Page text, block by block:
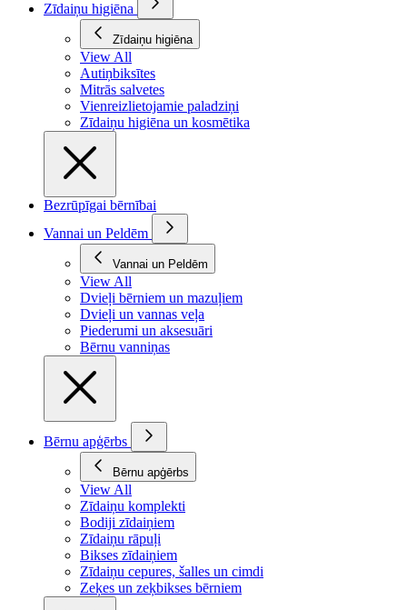
Zīdaiņu higiēna
Zīdaiņu higiēna
View All
Autiņbiksītes
Mitrās salvetes
Vienreizlietojamie paladziņi
Zīdaiņu higiēna un kosmētika
Bezrūpīgai bērnībai
Vannai un Peldēm
Vannai un Peldēm
View All
Dvieļi bērniem un mazuļiem
Dvieļi un vannas veļa
Piederumi un aksesuāri
Bērnu vanniņas
Bērnu apģērbs
Bērnu apģērbs
View All
Zīdaiņu komplekti
Bodiji zīdaiņiem
Zīdaiņu rāpuļi
Bikses zīdaiņiem
Zīdaiņu cepures, šalles un cimdi
Zeķes un zeķbikses bērniem